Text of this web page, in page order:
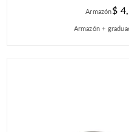
Armazón
de
$
Armazón +